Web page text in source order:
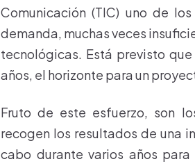
Comunicación (TIC) uno de
demanda, muchas veces
tecnológicas. Está previsto
años, el horizonte para un
Fruto de este esfuerzo, son
recogen los resultados de una
cabo durante varios años para